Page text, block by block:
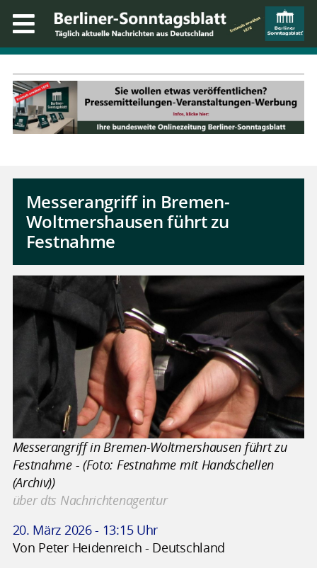
Messerangriff in Bremen-
Woltmershausen führt zu
Festnahme
Messerangriff in Bremen-Woltmershausen führt zu
Festnahme - (Foto: Festnahme mit Handschellen
(Archiv))
über dts Nachrichtenagentur
20. März 2026 - 13:15 Uhr
Von Peter Heidenreich - Deutschland